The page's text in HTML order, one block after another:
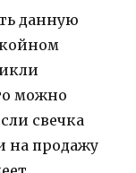
данную
можно
свечка
на продажу